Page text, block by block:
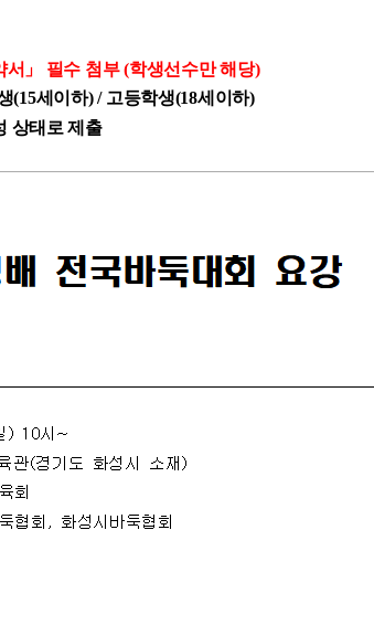
서 」 필수 첨부(학생선수만 해당)
(15세이하) / 고등학생(18세이하)
상태로 제출